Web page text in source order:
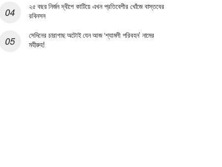
২৫ বছর নির্জন দ্বীপে কাটিয়ে এখন প্রতিবেশীর খোঁজে বাস্তবের
রবিনসন
সেদিনের চারাগাছ অটোই যেন আজ ‘শ্যামলী পরিবহন’ নামের
মহীরুহ!